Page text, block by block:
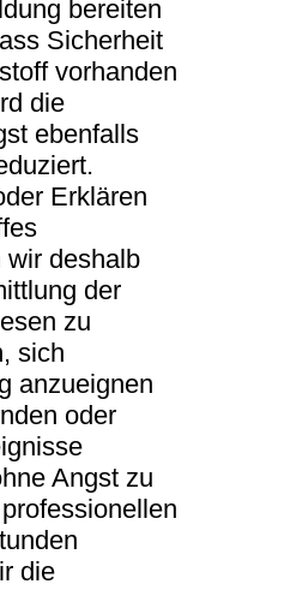
bereiten
Sicherheit
vorhanden
die
ebenfalls
Erklären
wir deshalb
der
zu
sich
anzueignen
oder
Angst zu
die